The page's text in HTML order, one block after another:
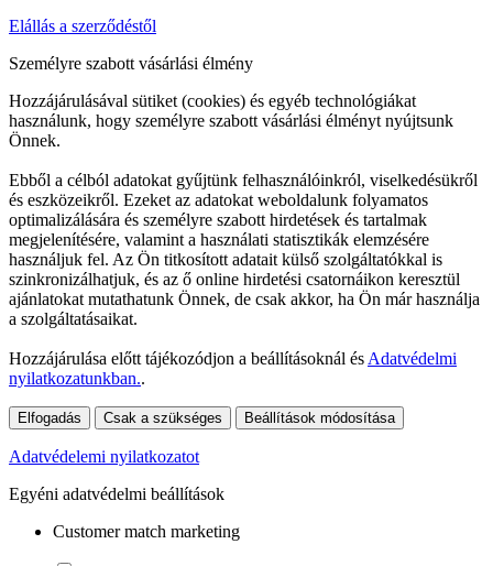
Elállás a szerződéstől
Személyre szabott vásárlási élmény
Hozzájárulásával sütiket (cookies) és egyéb technológiákat
használunk, hogy személyre szabott vásárlási élményt nyújtsunk
Önnek.
Ebből a célból adatokat gyűjtünk felhasználóinkról, viselkedésükről
és eszközeikről. Ezeket az adatokat weboldalunk folyamatos
optimalizálására és személyre szabott hirdetések és tartalmak
megjelenítésére, valamint a használati statisztikák elemzésére
használjuk fel. Az Ön titkosított adatait külső szolgáltatókkal is
szinkronizálhatjuk, és az ő online hirdetési csatornáikon keresztül
ajánlatokat mutathatunk Önnek, de csak akkor, ha Ön már használja
a szolgáltatásaikat.
Hozzájárulása előtt tájékozódjon a beállításoknál és Adatvédelmi
nyilatkozatunkban..
Elfogadás Csak a szükséges Beállítások módosítása
Adatvédelemi nyilatkozatot
Egyéni adatvédelmi beállítások
Customer match marketing